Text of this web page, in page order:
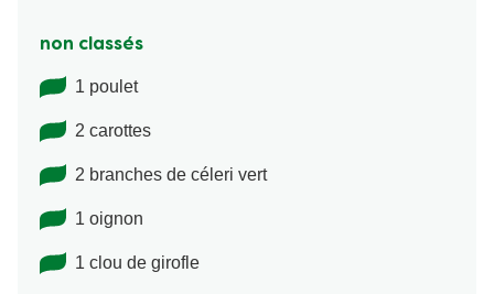
non classés
1 poulet
2 carottes
2 branches de céleri vert
1 oignon
1 clou de girofle